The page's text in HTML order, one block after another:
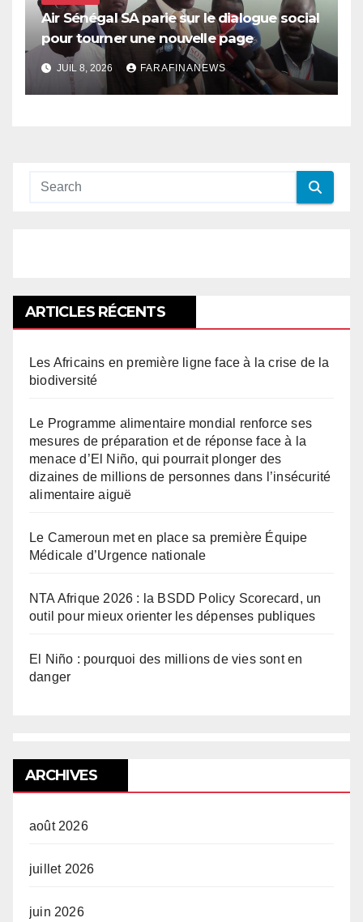
Air Sénégal SA parie sur le dialogue social
pour tourner une nouvelle page
JUIL 8, 2026 FARAFINANEWS
ARTICLES RÉCENTS
Les Africains en première ligne face à la crise de la
biodiversité
Le Programme alimentaire mondial renforce ses
mesures de préparation et de réponse face à la
menace d’El Niño, qui pourrait plonger des
dizaines de millions de personnes dans l’insécurité
alimentaire aiguë
Le Cameroun met en place sa première Équipe
Médicale d’Urgence nationale
NTA Afrique 2026 : la BSDD Policy Scorecard, un
outil pour mieux orienter les dépenses publiques
El Niño : pourquoi des millions de vies sont en
danger
ARCHIVES
août 2026
juillet 2026
juin 2026